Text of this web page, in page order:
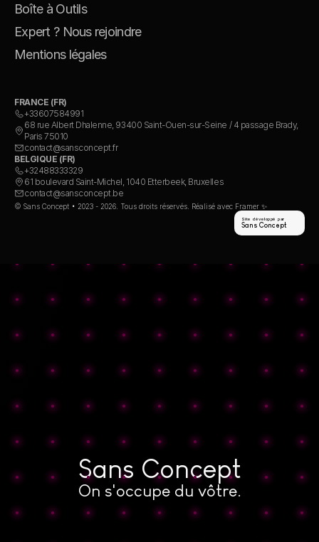
Boîte à Outils
Expert ? Nous rejoindre
Mentions légales
FRANCE (FR)
+33607584991
68 rue Albert Dhalenne, 93400 Saint-Ouen-sur-Seine / 4 passage Brady,
Paris 75010
contact@sansconcept.fr
BELGIQUE (FR)
+32488333329
61 boulevard Saint-Michel, 1040 Etterbeek, Bruxelles
contact@sansconcept.be
© Sans Concept • 2023 - 2026. Tous droits réservés. Réalisé avec Framer ✨
Site développé par
Sans Concept
On s'occupe du vôtre.
Sans Concept